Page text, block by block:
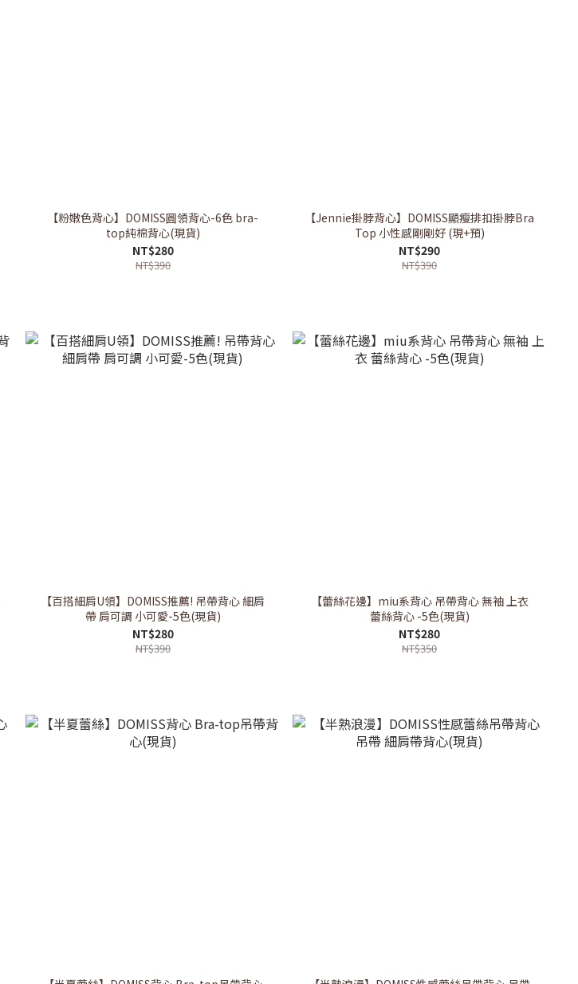
【粉嫩色背心】DOMISS圓領背心-6色 bra-
top純棉背心(現貨)
NT$280
NT$390
【Jennie掛脖背心】DOMISS顯瘦排扣掛脖Bra
Top 小性感剛剛好 (現+預)
NT$290
NT$390
【百搭細肩U領】DOMISS推薦! 吊帶背心 細肩
帶 肩可調 小可愛-5色(現貨)
NT$280
NT$390
【蕾絲花邊】miu系背心 吊帶背心 無袖 上衣
蕾絲背心 -5色(現貨)
NT$280
NT$350